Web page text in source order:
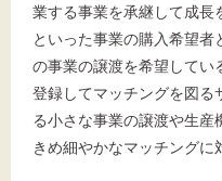
業する事業を承継して成長
といった事業の購入希望
の事業の譲渡を希望してい
登録してマッチングを図る
る小さな事業の譲渡や生産
きめ細やかなマッチングに